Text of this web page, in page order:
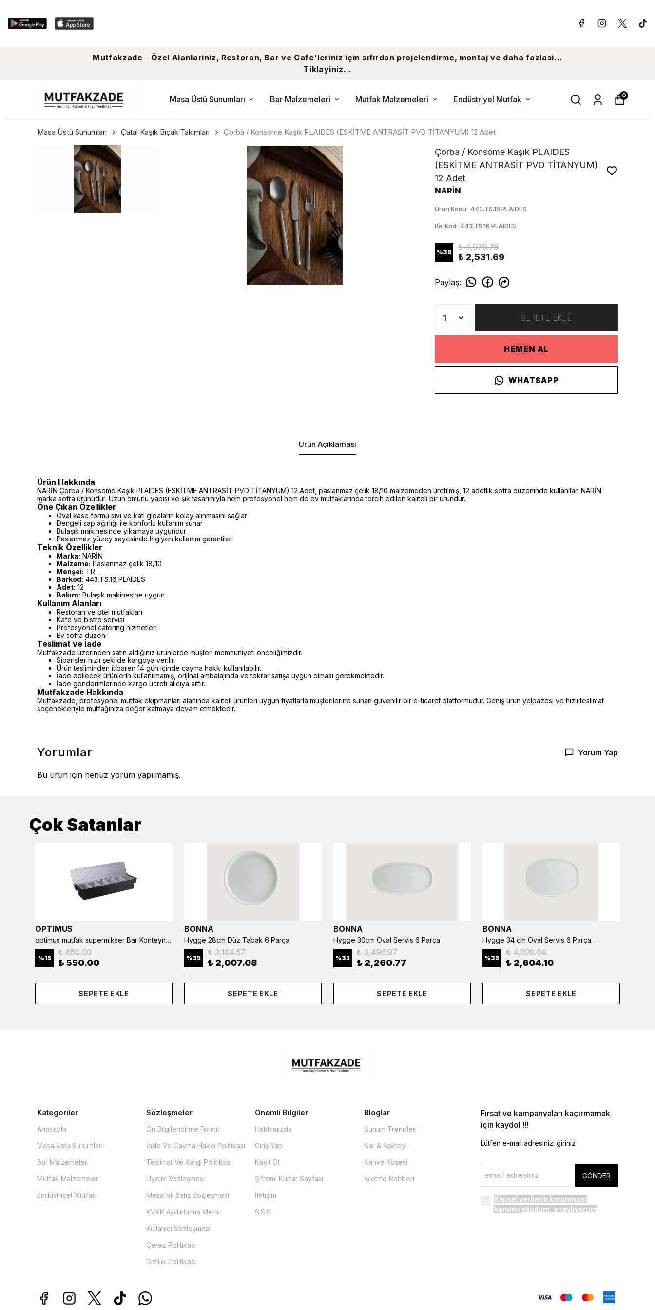
Mutfakzade - Özel Alanlariniz, Restoran, Bar ve Cafe'leriniz için sıfırdan projelendirme, montaj ve daha fazlasi...
Tiklayiniz...
Masa Üstü Sunumları Bar Malzemeleri Mutfak Malzemeleri Endüstriyel Mutfak 0
Masa Üstü Sunumları Çatal Kaşık Bıçak Takımları Çorba / Konsome Kaşık PLAIDES (ESKİTME ANTRASİT PVD TİTANYUM) 12 Adet
Çorba / Konsome Kaşık PLAIDES
(ESKİTME ANTRASİT PVD TİTANYUM)
12 Adet
NARİN
Ürün Kodu: 443.TS.16 PLAIDES
Barkod: 443.TS.16 PLAIDES
%38
₺ 4,076.79
₺ 2,531.69
Paylaş:
SEPETE EKLE
HEMEN AL
WHATSAPP
Ürün Açıklaması
Ürün Hakkında
NARİN Çorba / Konsome Kaşık PLAIDES (ESKİTME ANTRASİT PVD TİTANYUM) 12 Adet, paslanmaz çelik 18/10 malzemeden üretilmiş, 12 adetlik sofra düzeninde kullanılan NARİN
marka sofra ürünüdür. Uzun ömürlü yapısı ve şık tasarımıyla hem profesyonel hem de ev mutfaklarında tercih edilen kaliteli bir üründür.
Öne Çıkan Özellikler
Oval kase formu sıvı ve katı gıdaların kolay alınmasını sağlar
Dengeli sap ağırlığı ile konforlu kullanım sunar
Bulaşık makinesinde yıkamaya uygundur
Paslanmaz yüzey sayesinde higiyen kullanım garantiler
Teknik Özellikler
Marka: NARİN
Malzeme: Paslanmaz çelik 18/10
Menşei: TR
Barkod: 443.TS.16 PLAIDES
Adet: 12
Bakım: Bulaşık makinesine uygun
Kullanım Alanları
Restoran ve otel mutfakları
Kafe ve bistro servisi
Profesyonel catering hizmetleri
Ev sofra düzeni
Teslimat ve İade
Mutfakzade üzerinden satın aldığınız ürünlerde müşteri memnuniyeti önceliğimizdir.
Siparişler hızlı şekilde kargoya verilir.
Ürün tesliminden itibaren 14 gün içinde cayma hakkı kullanılabilir.
İade edilecek ürünlerin kullanılmamış, orijinal ambalajında ve tekrar satışa uygun olması gerekmektedir.
İade gönderimlerinde kargo ücreti alıcıya aittir.
Mutfakzade Hakkında
Mutfakzade, profesyonel mutfak ekipmanları alanında kaliteli ürünleri uygun fiyatlarla müşterilerine sunan güvenilir bir e-ticaret platformudur. Geniş ürün yelpazesi ve hızlı teslimat
seçenekleriyle mutfağınıza değer katmaya devam etmektedir.
Yorumlar Yorum Yap
Bu ürün için henüz yorum yapılmamış.
Çok Satanlar
OPTİMUS
optimus mutfak supermıkser Bar Konteyner 6'lı 50×16×9 cm Kapaklı Polikarbon Organizer Bar & Kafe
%15
₺ 650.00
₺ 550.00
SEPETE EKLE
BONNA
Hygge 28cm Düz Tabak 6 Parça
%35
₺ 3,104.57
₺ 2,007.08
SEPETE EKLE
BONNA
Hygge 30cm Oval Servis 6 Parça
%35
₺ 3,496.97
₺ 2,260.77
SEPETE EKLE
BONNA
Hygge 34 cm Oval Servis 6 Parça
%35
₺ 4,028.04
₺ 2,604.10
SEPETE EKLE
Kategoriler
Anasayfa
Masa Üstü Sunumları
Bar Malzemeleri
Mutfak Malzemeleri
Endüstriyel Mutfak
Sözleşmeler
Ön Bilgilendirme Formu
İade Ve Cayma Hakkı Politikası
Teslimat Ve Kargı Politikası
Üyelik Sözleşmesi
Mesafeli Satış Sözleşmesi
KVKK Aydınlatma Metni
Kullanıcı Sözleşmesi
Çerez Politikası
Gizlilik Politikası
Önemli Bilgiler
Hakkımızda
Giriş Yap
Kayıt Ol
Şifremi Kurtar Sayfası
İletişim
S.S.S
Bloglar
Sunum Trendleri
Bar & Kokteyl
Kahve Köşesi
İşletme Rehberi
Fırsat ve kampanyaları kaçırmamak
için kaydol !!!
Lütfen e-mail adresinizi giriniz
GÖNDER
Kişisel verilerin korunması
kanunu okudum, onaylıyorum